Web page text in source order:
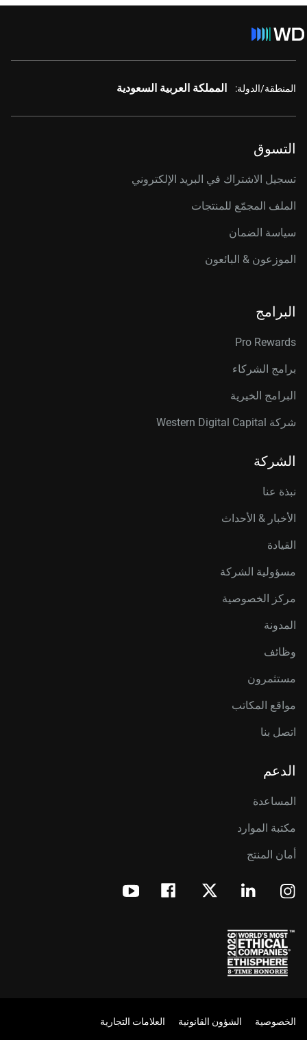
المنطقة/الدولة: المملكة العربية السعودية
التسوق
تسجيل الاشتراك في البريد الإلكتروني
الملف المجمّع للمنتجات
سياسة الضمان
الموزعون & البائعون
البرامج
Pro Rewards
برامج الشركاء
البرامج الخيرية
شركة Western Digital Capital
الشركة
نبذة عنا
الأخبار & الأحداث
القيادة
مسؤولية الشركة
مركز الخصوصية
المدونة
وظائف
مستثمرون
مواقع المكاتب
اتصل بنا
الدعم
المساعدة
مكتبة الموارد
أمان المنتج
الخصوصية الشؤون القانونية العلامات التجارية